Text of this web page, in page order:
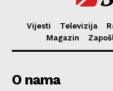
Vijesti Televizija
Magazin
O nama